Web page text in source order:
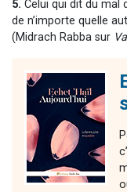
5. Celui qui dit du mal
de n’importe quelle
(Midrach Rabba sur